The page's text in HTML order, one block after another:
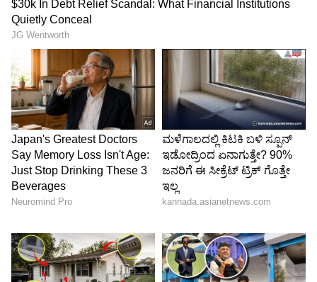
ಹಾಕಿದರು. ಮುಂಬೈನ ತವರು ನೆಲವಾದ ವಾಂಖೆಡೆ
ಸ್ಟೇಡಿಯಂನಲ್ಲಿ ನಡೆದ ಈ ಪಂದ್ಯದಲ್ಲಿ ಮುಂಬೈ ಇಂಡಿಯನ್ಸ್
ಸತತ ಮೂರನೇ ಸೋಲು ಅನುಭವಿಸಿತು.
ಫಿಲ್ ಸಾಲ್ಟ್, ವಿರಾಟ್ ಕೊಹ್ಲಿ ಮತ್ತು ರಜತ್ ಪಾಟಿದಾರ್
ಅವರ ಅರ್ಧಶತಕಗಳ ಬಲದಿಂದ ಮೊದಲು ಬ್ಯಾಟ್ ಮಾಡಿದ
ಆರ್‌ಸಿಬಿ ನಿಗದಿತ 20 ಓವರ್‌​ಗಳಲ್ಲಿ ನಾಲ್ಕು ವಿಕೆಟ್ ನಷ್ಟಕ್ಕೆ
240 ರನ್ ಗಳಿಸಿತ್ತು. ಇದಕ್ಕೆ ಉತ್ತರವಾಗಿ, ಶೆರ್ಫಾನೆ ರುದರ್​
ಫೋರ್ಡ್ 31 ಎಸೆತಗಳಲ್ಲಿ ಅಜೇಯ 71 ರನ್ ಸಿಡಿಸಿ
ಹೋರಾಡಿದರೂ, ಮುಂಬೈ ತಂಡ 18 ರನ್‌ಗಳಿಂದ